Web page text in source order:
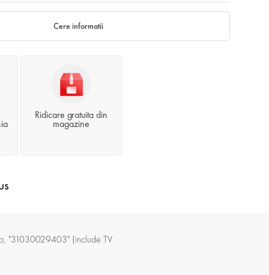
Cere informatii
Ridicare gratuita din
magazine
"31030029403" (include TV